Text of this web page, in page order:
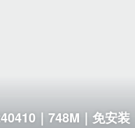
｜748M｜免安装